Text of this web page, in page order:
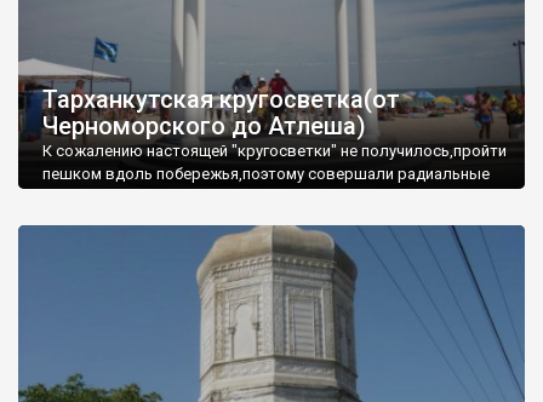
Тарханкутская кругосветка(от
Черноморского до Атлеша)
К сожалению настоящей "кругосветки" не получилось,пройти
пешком вдоль побережья,поэтому совершали радиальные